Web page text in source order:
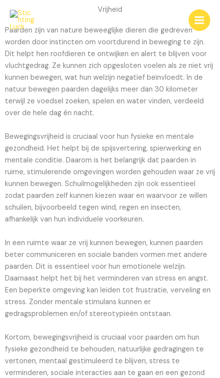
naar
de
inhoud
Vrijheid
Paarden zijn van nature beweeglijke dieren die gedreven
worden door instincten om voortdurend in beweging te zijn.
Dit helpt hen roofdieren te ontwijken en alert te blijven voor
vluchtgedrag. Ze kunnen zich opgesloten voelen als ze niet vrij
kunnen bewegen, wat hun welzijn negatief beïnvloedt. In de
natuur bewegen paarden dagelijks meer dan 30 kilometer
terwijl ze voedsel zoeken, spelen en water vinden, verdeeld
over de hele dag én nacht.
Bewegingsvrijheid is cruciaal voor hun fysieke en mentale
gezondheid. Het helpt bij de spijsvertering, spierwerking en
mentale conditie. Daarom is het belangrijk dat paarden in
ruime, stimulerende omgevingen worden gehouden waar ze vrij
kunnen bewegen. Schuilmogelijkheden zijn ook essentieel
zodat paarden zelf kunnen kiezen waar en waarvoor ze willen
schuilen, bijvoorbeeld tegen wind, regen en insecten,
afhankelijk van hun individuele voorkeuren.
In een ruimte waar ze vrij kunnen bewegen, kunnen paarden
beter communiceren en sociale banden vormen met andere
paarden. Dit is essentieel voor hun emotionele welzijn.
Daarnaast helpt het bij het verminderen van stress en angst.
Een beperkte omgeving kan leiden tot frustratie, verveling en
stress. Zonder mentale stimulans kunnen er
gedragsproblemen en/of stereotypieën ontstaan.
Kortom, bewegingsvrijheid is cruciaal voor paarden om hun
fysieke gezondheid te behouden, natuurlijke gedragingen te
vertonen, mentaal gestimuleerd te blijven, stress te
verminderen, sociale interacties aan te gaan en een gezond